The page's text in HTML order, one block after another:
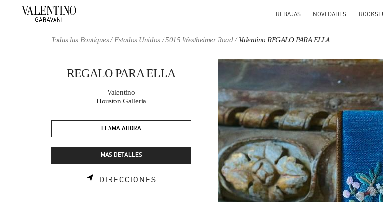
REBAJAS NOVEDADES
Todas las Boutiques Estados Unidos 5015 Westheimer Road Valentino REGALO PARA ELLA
REGALO PARA ELLA
Valentino
Houston Galleria
LLAMA AHORA
MÁS DETALLES
DIRECCIONES LINK OPENS IN NEW TAB